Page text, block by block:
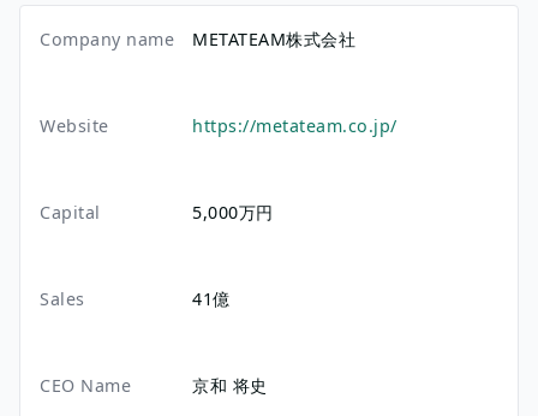
Company name METATEAM株式会社
Website https://metateam.co.jp/
Capital 5,000万円
Sales 41億
CEO Name 京和 将史